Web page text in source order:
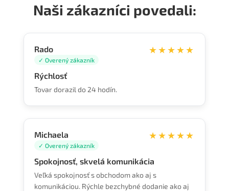
Naši zákazníci povedali:
Rado
✓ Overený zákazník
★★★★★
Rýchlosť
Tovar dorazil do 24 hodín.
Michaela
✓ Overený zákazník
★★★★★
Spokojnosť, skvelá komunikácia
Veľká spokojnosť s obchodom ako aj s
komunikáciou. Rýchle bezchybné dodanie ako aj